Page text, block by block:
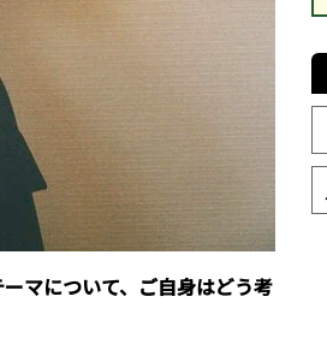
マについて、ご自身はどう考